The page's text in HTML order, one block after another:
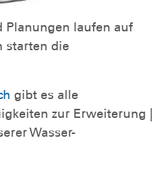
Planungen laufen auf
starten die
gibt es alle
zur Erweiterung |
Wasser-